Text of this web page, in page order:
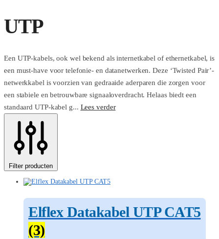
UTP
Een UTP-kabels, ook wel bekend als internetkabel of ethernetkabel, is
een must-have voor telefonie- en datanetwerken. Deze ‘Twisted Pair’-
netwerkkabel is voorzien van gedraaide aderparen die zorgen voor
een stabiele en betrouwbare signaaloverdracht. Helaas biedt een
standaard UTP-kabel g... Lees verder
Filter producten
Elflex Datakabel UTP CAT5
(3)